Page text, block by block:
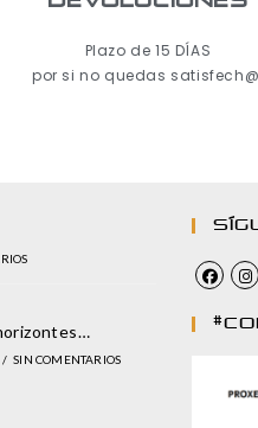
Plazo de 15 DÍAS
por si no quedas
/ SIN COMENTARIOS